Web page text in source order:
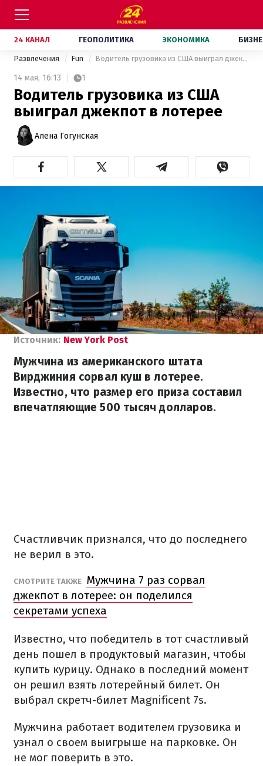
24 КАНАЛ ГЕОПОЛИТИКА ЭКОНОМИКА
Развлечения Fun Водитель грузовика из США выиграл джекпот в лотерее
14 мая, 16:13 1
Водитель грузовика из США
выиграл джекпот в лотерее
Алена Гогунская
Источник: New York Post
Мужчина из американского штата
Вирджиния сорвал куш в лотерее.
Известно, что размер его приза составил
впечатляющие 500 тысяч долларов.
Счастливчик признался, что до последнего
не верил в это.
СМОТРИТЕ ТАКЖЕ Мужчина 7 раз сорвал
джекпот в лотерее: он поделился
секретами успеха
Известно, что победитель в тот счастливый
день пошел в продуктовый магазин, чтобы
купить курицу. Однако в последний момент
он решил взять лотерейный билет. Он
выбрал скретч-билет Magnificent 7s.
Мужчина работает водителем грузовика и
узнал о своем выигрыше на парковке. Он
не мог поверить в это.